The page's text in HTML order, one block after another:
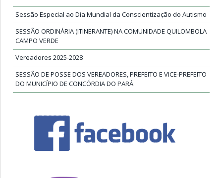
Sessão Especial ao Dia Mundial da Conscientização do Autismo
SESSÃO ORDINÁRIA (ITINERANTE) NA COMUNIDADE QUILOMBOLA
CAMPO VERDE
Vereadores 2025-2028
SESSÃO DE POSSE DOS VEREADORES, PREFEITO E VICE-PREFEITO
DO MUNICÍPIO DE CONCÓRDIA DO PARÁ